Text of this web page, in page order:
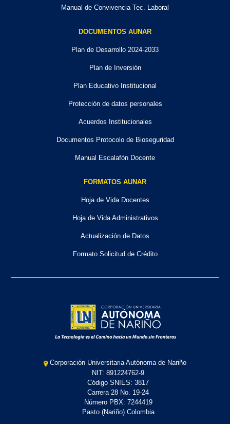
Manual de Convivencia Tec. Laboral
DOCUMENTOS AUNAR
Plan de Desarrollo 2024-2033
Plan de Inversión
Plan Educativo Institucional
Protección de datos personales
Acuerdos Institucionales
Documentos Protocolo de Bioseguridad
Manual Escalafón Docente
FORMATOS AUNAR
Hoja de Vida Docentes
Hoja de Vida Administrativos
Actualización de Datos
Formato Solicitud de Crédito
Corporación Universitaria Autónoma de Nariño
NIT: 891224762-9
Código SNIES: 3817
Carrera 28 No. 19-24
Número PBX: 7244419
Pasto (Nariño) Colombia